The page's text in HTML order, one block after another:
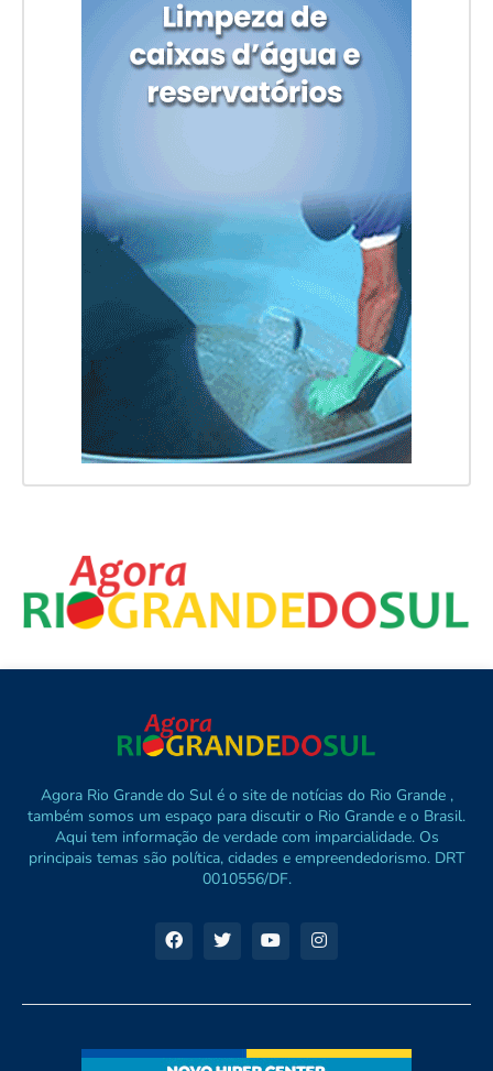
Agora Rio Grande do Sul é o site de notícias do Rio Grande ,
também somos um espaço para discutir o Rio Grande e o Brasil.
Aqui tem informação de verdade com imparcialidade. Os
principais temas são política, cidades e empreendedorismo. DRT
0010556/DF.